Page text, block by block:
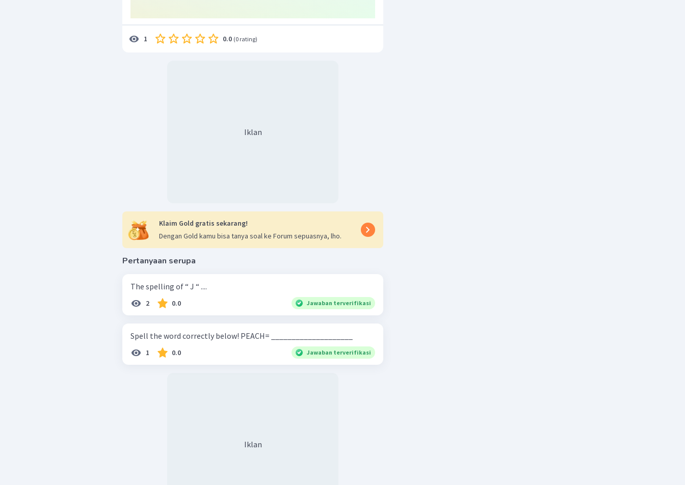
1 0.0 (0 rating)
Iklan
Klaim Gold gratis sekarang!
Dengan Gold kamu bisa tanya soal ke Forum sepuasnya, lho.
Pertanyaan serupa
The spelling of “ J “ ....
2 0.0 Jawaban terverifikasi
Spell the word correctly below! PEACH= ____________________
1 0.0 Jawaban terverifikasi
Iklan